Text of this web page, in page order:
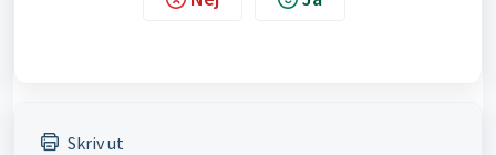
Skriv ut